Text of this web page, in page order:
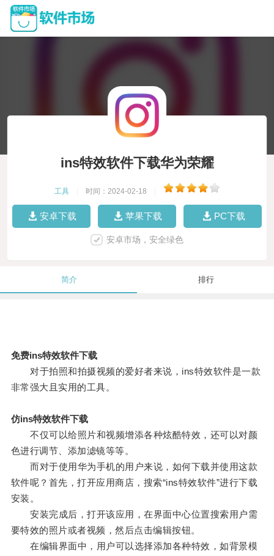
ins特效软件下载华为荣耀
工具 时间：2024-02-18
安卓下载 苹果下载 PC下载
安卓市场，安全绿色
简介 排行
免费ins特效软件下载
对于拍照和拍摄视频的爱好者来说，ins特效软件是一款
非常强大且实用的工具。
仿ins特效软件下载
不仅可以给照片和视频增添各种炫酷特效，还可以对颜
色进行调节、添加滤镜等等。
而对于使用华为手机的用户来说，如何下载并使用这款
软件呢？首先，打开应用商店，搜索“ins特效软件”进行下载
安装。
安装完成后，打开该应用，在界面中心位置搜索用户需
要特效的照片或者视频，然后点击编辑按钮。
在编辑界面中，用户可以选择添加各种特效，如背景模